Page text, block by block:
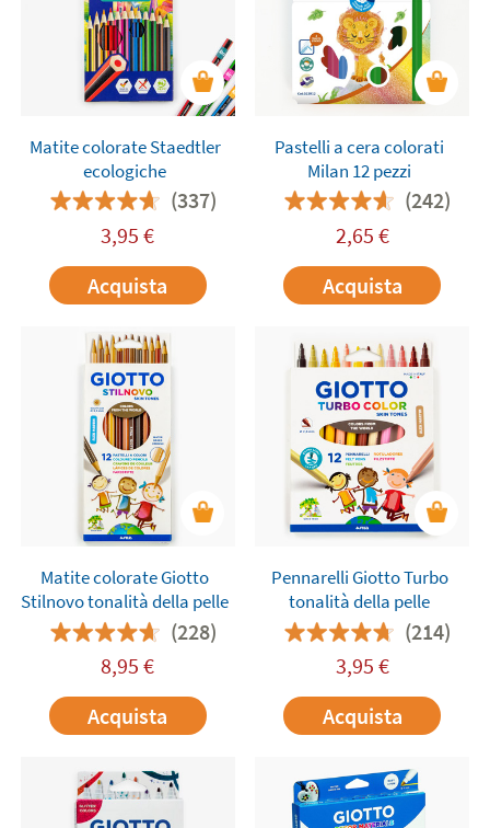
Matite colorate Staedtler
ecologiche
(337)
3,95 €
Acquista
Pastelli a cera colorati
Milan 12 pezzi
(242)
2,65 €
Acquista
Matite colorate Giotto
Stilnovo tonalità della pelle
(228)
8,95 €
Acquista
Pennarelli Giotto Turbo
tonalità della pelle
(214)
3,95 €
Acquista